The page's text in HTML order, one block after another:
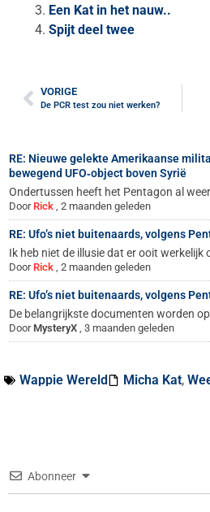
Een Kat in het nauw..
Spijt deel twee
VORIGE
De PCR test zou niet werken?
RE: Nieuwe gelekte Amerikaanse
bewegend UFO‑object boven Syrië
Ondertussen heeft het Pentagon al
DoorRick , 2 maanden geleden
RE: Ufo’s niet buitenaards, volgens
Ik heb niet de illusie dat er ooit werkelijk
DoorRick , 2 maanden geleden
RE: Ufo’s niet buitenaards, volgens
De belangrijkste documenten worden
DoorMysteryX , 3 maanden geleden
Wappie Wereld Micha Kat,
Abonneer